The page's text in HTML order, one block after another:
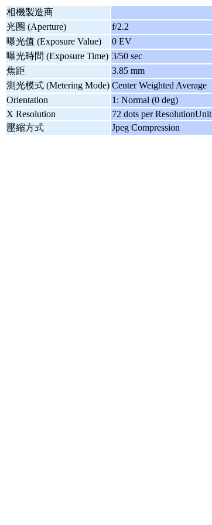
相機製造商
光圈 (Aperture)
f/2.2
曝光值 (Exposure Value)
0 EV
曝光時間 (Exposure Time) 3/50 sec
焦距
3.85 mm
測光模式 (Metering Mode) Center Weighted Average
Orientation
1: Normal (0 deg)
X Resolution
72 dots per ResolutionUnit
壓縮方式
Jpeg Compression